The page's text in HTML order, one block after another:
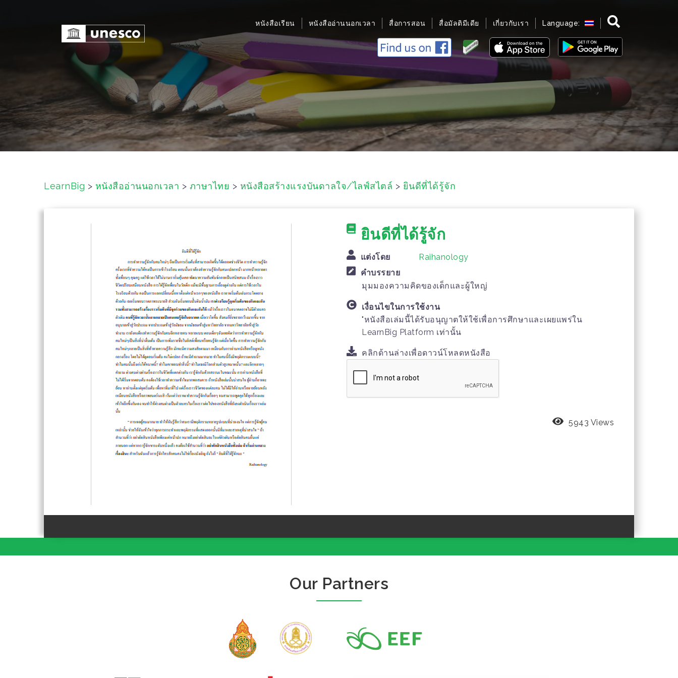
n
t
e
หนังสือเรียน หนังสืออ่านนอกเวลา สื่อการสอน สื่อมัลติมีเดีย เกี่ยวกับเรา Language:
LearnBig > หนังสืออ่านนอกเวลา > ภาษาไทย > หนังสือสร้างแรงบันดาลใจ/ไลฟ์สไตล์ > ยินดีที่ได้รู้จัก
ยินดีที่ได้รู้จัก
แต่งโดย
Raihanology
คำบรรยาย
มุมมองความคิดของเด็กและผู้ใหญ่
เงื่อนไขในการใช้งาน
"หนังสือเล่มนี้ได้รับอนุญาตให้ใช้เพื่อการศึกษาและเผยแพร่ใน
LearnBig Platform เท่านั้น
คลิกด้านล่างเพื่อดาวน์โหลดหนังสือ
5943 Views
Our Partners